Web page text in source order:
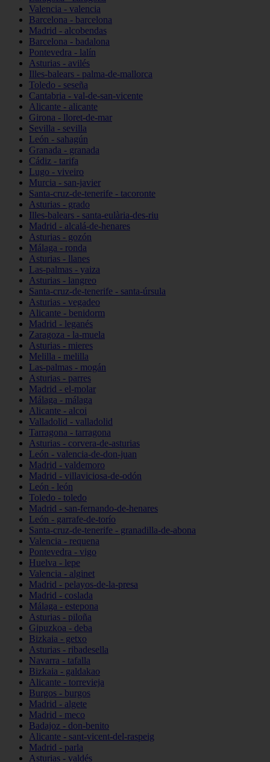
Valencia - valencia
Barcelona - barcelona
Madrid - alcobendas
Barcelona - badalona
Pontevedra - lalín
Asturias - avilés
Illes-balears - palma-de-mallorca
Toledo - seseña
Cantabria - val-de-san-vicente
Alicante - alicante
Girona - lloret-de-mar
Sevilla - sevilla
León - sahagún
Granada - granada
Cádiz - tarifa
Lugo - viveiro
Murcia - san-javier
Santa-cruz-de-tenerife - tacoronte
Asturias - grado
Illes-balears - santa-eulària-des-riu
Madrid - alcalá-de-henares
Asturias - gozón
Málaga - ronda
Asturias - llanes
Las-palmas - yaiza
Asturias - langreo
Santa-cruz-de-tenerife - santa-úrsula
Asturias - vegadeo
Alicante - benidorm
Madrid - leganés
Zaragoza - la-muela
Asturias - mieres
Melilla - melilla
Las-palmas - mogán
Asturias - parres
Madrid - el-molar
Málaga - málaga
Alicante - alcoi
Valladolid - valladolid
Tarragona - tarragona
Asturias - corvera-de-asturias
León - valencia-de-don-juan
Madrid - valdemoro
Madrid - villaviciosa-de-odón
León - león
Toledo - toledo
Madrid - san-fernando-de-henares
León - garrafe-de-torío
Santa-cruz-de-tenerife - granadilla-de-abona
Valencia - requena
Pontevedra - vigo
Huelva - lepe
Valencia - alginet
Madrid - pelayos-de-la-presa
Madrid - coslada
Málaga - estepona
Asturias - piloña
Gipuzkoa - deba
Bizkaia - getxo
Asturias - ribadesella
Navarra - tafalla
Bizkaia - galdakao
Alicante - torrevieja
Burgos - burgos
Madrid - algete
Madrid - meco
Badajoz - don-benito
Alicante - sant-vicent-del-raspeig
Madrid - parla
Asturias - valdés